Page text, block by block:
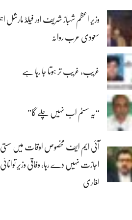
وزیر اعظم شہباز شریف اور فیلڈ مارشل
سعودی عرب روانہ
غریب، غریب تر ہوتا جا رہا ہے
“یہ سسٹم اب نہیں چلے گا”
آئی ایم ایف مخصوص اوقات میں سستی
اجازت نہیں دے رہا، وفاقی وزیر
لغاری